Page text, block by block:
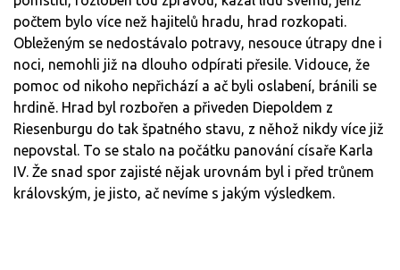
počtem bylo více než hajitelů hradu, hrad rozkopati.
Obleženým se nedostávalo potravy, nesouce útrapy dne i
noci, nemohli již na dlouho odpírati přesile. Vidouce, že
pomoc od nikoho nepřichází a ač byli oslabení, bránili se
hrdině. Hrad byl rozbořen a přiveden Diepoldem z
Riesenburgu do tak špatného stavu, z něhož nikdy více již
nepovstal. To se stalo na počátku panování císaře Karla
IV. Že snad spor zajisté nějak urovnám byl i před trůnem
královským, je jisto, ač nevíme s jakým výsledkem.